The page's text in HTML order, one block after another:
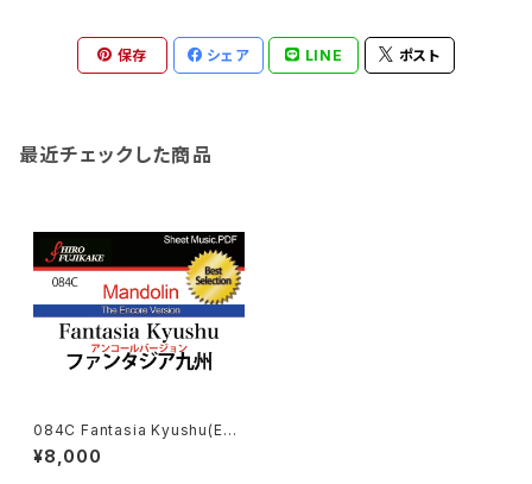
保存 シェア LINE ポスト
最近チェックした商品
084C Fantasia Kyushu(Enc
ore Ver.)(ファンタジア九州(ア
ンコール·ヴァージョン)
¥8,000